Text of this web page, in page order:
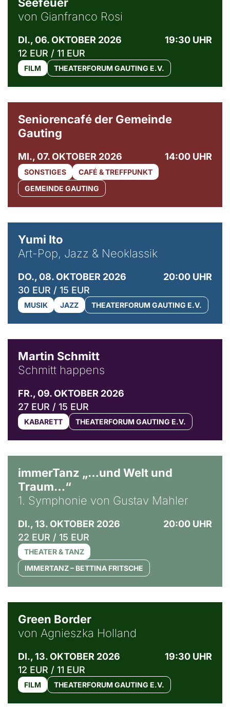
von Gianfranco Rosi
DI., 06. OKTOBER 2026
19:30 UHR
12 EUR / 11 EUR
FILM THEATERFORUM GAUTING E.V.
Seniorencafé der Gemeinde
Gauting
MI., 07. OKTOBER 2026 14:00 UHR
SONSTIGES
CAFÉ & TREFFPUNKT
GEMEINDE GAUTING
Yumi Ito
Art-Pop, Jazz & Neoklassik
DO., 08. OKTOBER 2026
20:00 UHR
30 EUR / 15 EUR
MUSIK JAZZ THEATERFORUM GAUTING E.V.
Martin Schmitt
Schmitt happens
FR., 09. OKTOBER 2026
27 EUR / 15 EUR
KABARETT THEATERFORUM GAUTING E.V.
immerTanz „…und Welt und
Traum…“
1. Symphonie von Gustav Mahler
DI., 13. OKTOBER 2026
20:00 UHR
22 EUR / 15 EUR
THEATER & TANZ
IMMERTANZ – BETTINA FRITSCHE
Green Border
von Agnieszka Holland
DI., 13. OKTOBER 2026
19:30 UHR
12 EUR / 11 EUR
FILM THEATERFORUM GAUTING E.V.